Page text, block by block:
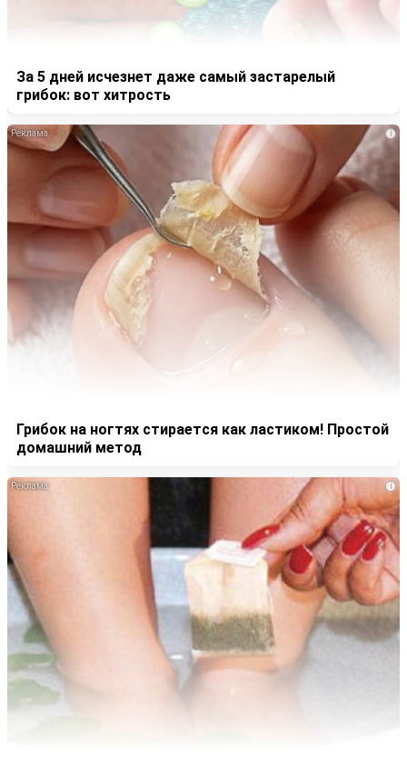
За 5 дней исчезнет даже самый застарелый
грибок: вот хитрость
i
Грибок на ногтях стирается как ластиком! Простой
домашний метод
i